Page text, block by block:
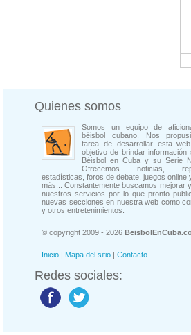
Quienes somos
Somos un equipo de
béisbol cubano. Nos
tarea de desarrollar esta
objetivo de brindar información
Béisbol en Cuba y su Serie
Ofrecemos noticias,
estadísticas, foros de debate, juegos online
más... Constantemente buscamos mejorar
nuestros servicios por lo que pronto
nuevas secciones en nuestra web como
y otros entretenimientos.
© copyright 2009 - 2026
Inicio | Mapa del sitio | Contacto
Redes sociales: